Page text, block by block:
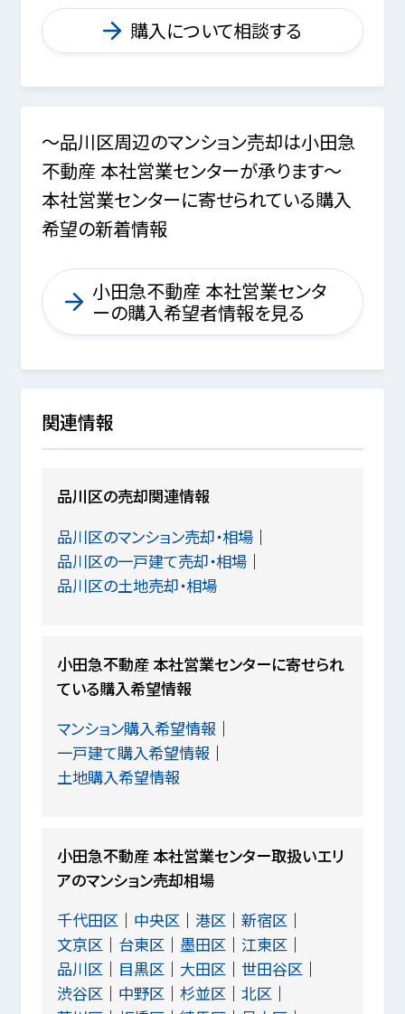
購入について相談する
～品川区周辺のマンション売却は小田急
不動産 本社営業センターが承ります～
本社営業センターに寄せられている購入
希望の新着情報
小田急不動産 本社営業センタ
ーの購入希望者情報を見る
関連情報
品川区の売却関連情報
品川区のマンション売却・相場
品川区の一戸建て売却・相場
品川区の土地売却・相場
小田急不動産 本社営業センターに寄せられ
ている購入希望情報
マンション購入希望情報
一戸建て購入希望情報
土地購入希望情報
小田急不動産 本社営業センター取扱いエリ
アのマンション売却相場
千代田区
中央区 港区
新宿区
文京区
台東区 墨田区
江東区
品川区
目黒区 大田区
世田谷区
渋谷区
中野区 杉並区
北区